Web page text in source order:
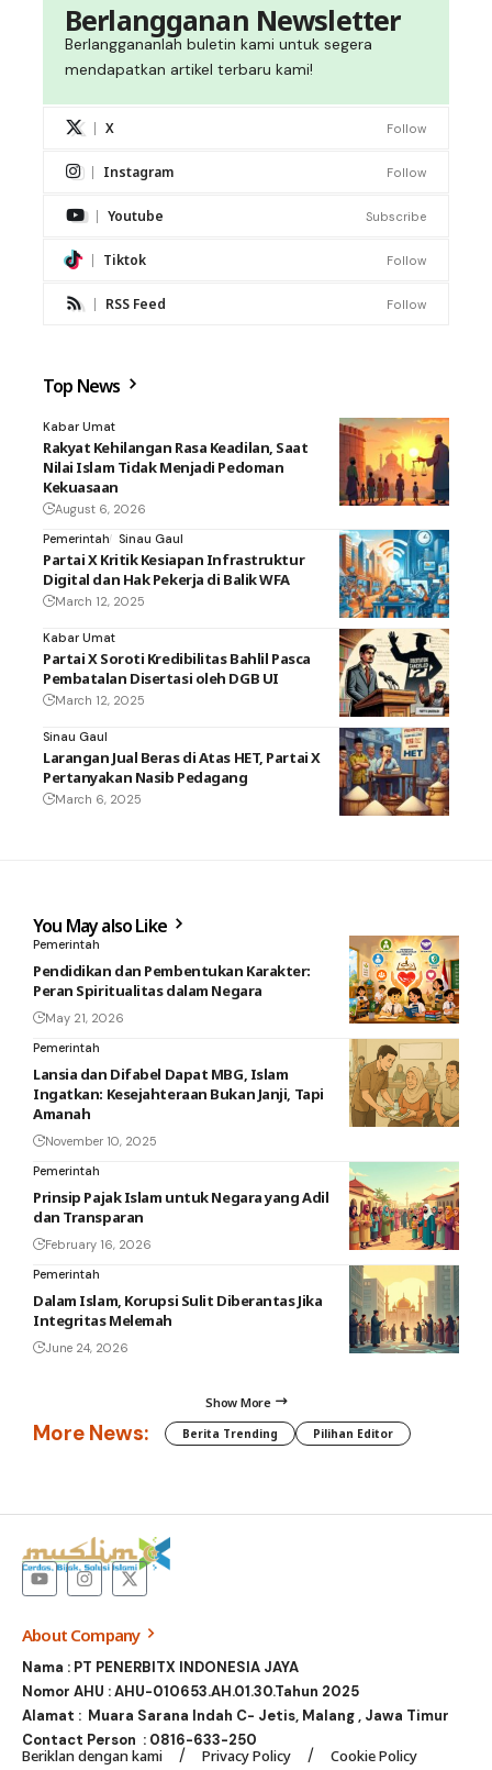
Berlangganan Newsletter
Berlanggananlah buletin kami untuk segera
mendapatkan artikel terbaru kami!
X Follow
Instagram Follow
Youtube Subscribe
Tiktok Follow
RSS Feed Follow
Top News
Kabar Umat
Rakyat Kehilangan Rasa Keadilan, Saat
Nilai Islam Tidak Menjadi Pedoman
Kekuasaan
August 6, 2026
Pemerintah
Sinau Gaul
Partai X Kritik Kesiapan Infrastruktur
Digital dan Hak Pekerja di Balik WFA
March 12, 2025
Kabar Umat
Partai X Soroti Kredibilitas Bahlil Pasca
Pembatalan Disertasi oleh DGB UI
March 12, 2025
Sinau Gaul
Larangan Jual Beras di Atas HET, Partai X
Pertanyakan Nasib Pedagang
March 6, 2025
You May also Like
Pemerintah
Pendidikan dan Pembentukan Karakter:
Peran Spiritualitas dalam Negara
May 21, 2026
Pemerintah
Lansia dan Difabel Dapat MBG, Islam
Ingatkan: Kesejahteraan Bukan Janji, Tapi
Amanah
November 10, 2025
Pemerintah
Prinsip Pajak Islam untuk Negara yang Adil
dan Transparan
February 16, 2026
Pemerintah
Dalam Islam, Korupsi Sulit Diberantas Jika
Integritas Melemah
June 24, 2026
Show More
More News: Berita Trending Pilihan Editor
About Company
Nama : PT PENERBITX INDONESIA JAYA
Nomor AHU : AHU-010653.AH.01.30.Tahun 2025
Alamat : Muara Sarana Indah C- Jetis, Malang , Jawa Timur
Contact Person : 0816-633-250
Beriklan dengan kami Privacy Policy Cookie Policy